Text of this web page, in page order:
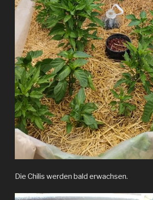
Die Chilis werden bald erwachsen.